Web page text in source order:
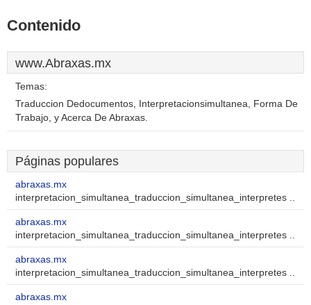
Contenido
www.Abraxas.mx
Temas:
Traduccion Dedocumentos, Interpretacionsimultanea, Forma De
Trabajo, y Acerca De Abraxas.
Páginas populares
abraxas.mx
interpretacion_simultanea_traduccion_simultanea_interpretes ..
abraxas.mx
interpretacion_simultanea_traduccion_simultanea_interpretes ..
abraxas.mx
interpretacion_simultanea_traduccion_simultanea_interpretes ..
abraxas.mx